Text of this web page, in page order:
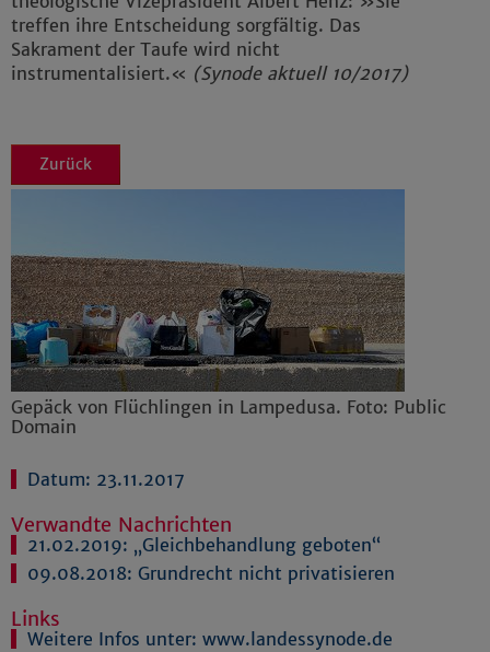
treffen ihre Entscheidung sorgfältig. Das
Sakrament der Taufe wird nicht
instrumentalisiert.« (Synode aktuell 10/2017)
Zurück
Gepäck von Flüchlingen in Lampedusa. Foto: Public
Domain
Datum: 23.11.2017
Verwandte Nachrichten
21.02.2019: „Gleichbehandlung geboten“
09.08.2018: Grundrecht nicht privatisieren
Links
Weitere Infos unter: www.landessynode.de